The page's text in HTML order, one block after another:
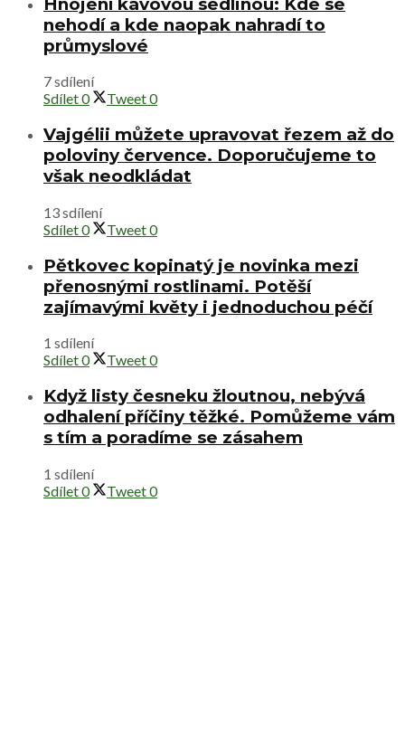
nehodí a kde naopak nahradí to
průmyslové
7 sdílení
Sdílet0 Tweet0
Vajgélii můžete upravovat řezem až do
poloviny července. Doporučujeme to
však neodkládat
13 sdílení
Sdílet0 Tweet0
Pětkovec kopinatý je novinka mezi
přenosnými rostlinami. Potěší
zajímavými květy i jednoduchou péčí
1 sdílení
Sdílet0 Tweet0
Když listy česneku žloutnou, nebývá
odhalení příčiny těžké. Pomůžeme vám
s tím a poradíme se zásahem
1 sdílení
Sdílet0 Tweet0